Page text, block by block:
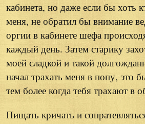
кабинета, но даже если бы хоть
меня, не обратил бы внимание
оргии в кабинете шефа
каждый день. Затем старику
моей сладкой и такой
начал трахать меня в попу, это
тем более когда тебя трахают в
Пищать кричать и